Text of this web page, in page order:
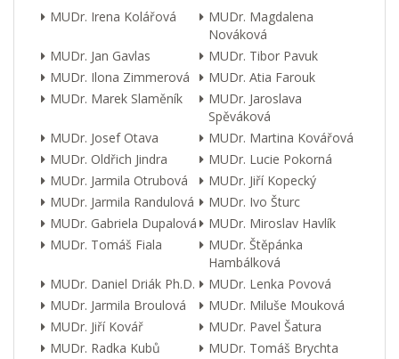
MUDr. Irena Kolářová
MUDr. Magdalena
Nováková
MUDr. Jan Gavlas
MUDr. Tibor Pavuk
MUDr. Ilona Zimmerová
MUDr. Atia Farouk
MUDr. Marek Slaměník
MUDr. Jaroslava
Spěváková
MUDr. Josef Otava
MUDr. Martina Kovářová
MUDr. Oldřich Jindra
MUDr. Lucie Pokorná
MUDr. Jarmila Otrubová
MUDr. Jiří Kopecký
MUDr. Jarmila Randulová
MUDr. Ivo Šturc
MUDr. Gabriela Dupalová
MUDr. Miroslav Havlík
MUDr. Tomáš Fiala
MUDr. Štěpánka
Hambálková
MUDr. Daniel Driák Ph.D.
MUDr. Lenka Povová
MUDr. Jarmila Broulová
MUDr. Miluše Mouková
MUDr. Jiří Kovář
MUDr. Pavel Šatura
MUDr. Radka Kubů
MUDr. Tomáš Brychta